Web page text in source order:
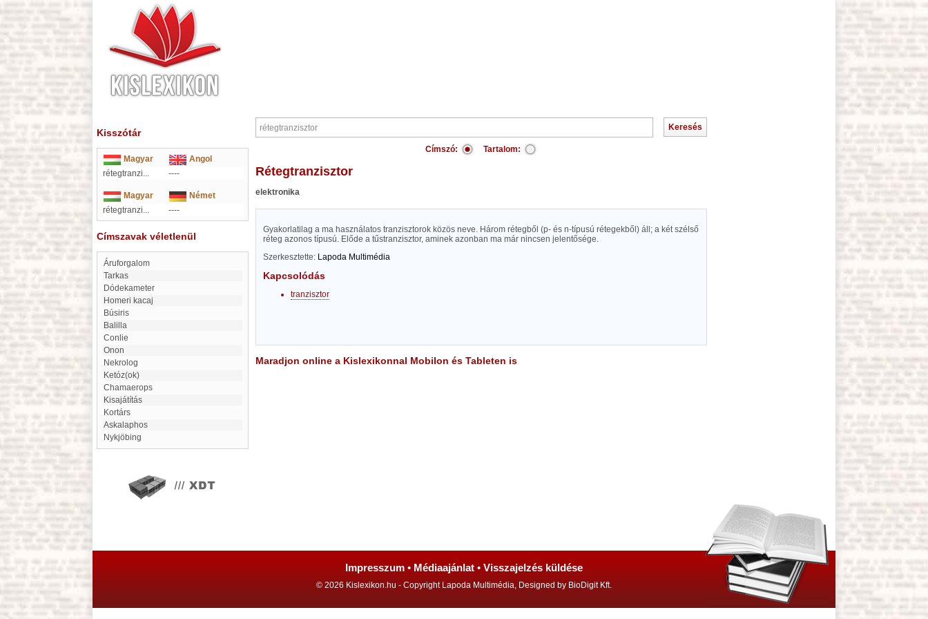
Kisszótár
Magyar
Angol
rétegtranzi...
----
Magyar
Német
rétegtranzi...
----
Címszavak véletlenül
Áruforgalom
Tarkas
dódekameter
Homeri kacaj
Búsiris
Balilla
Conlie
Onon
Nekrolog
ketóz(ok)
Chamaerops
Kisajátítás
Kortárs
Askalaphos
Nykjöbing
Címszó: Tartalom:
rétegtranzisztor
elektronika
Gyakorlatilag a ma használatos tranzisztorok közös neve. Három rétegből (p- és n-típusú rétegekből) áll; a két szélső
réteg azonos típusú. Előde a tűstranzisztor, aminek azonban ma már nincsen jelentősége.
Szerkesztette: Lapoda Multimédia
Kapcsolódás
tranzisztor
Maradjon online a Kislexikonnal Mobilon és Tableten is
Impresszum • Médiaajánlat • Visszajelzés küldése
© 2026 Kislexikon.hu - Copyright Lapoda Multimédia, Designed by BioDigit Kft.